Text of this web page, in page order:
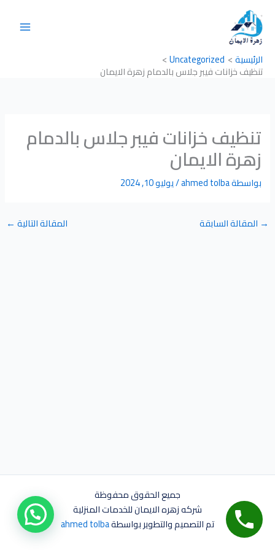
المحتوى
الرئيسية
Uncategorized
تنظيف خزانات فيبر جلاس بالدمام زهرة الايمان
تنظيف خزانات فيبر جلاس بالدمام
زهرة الايمان
بواسطةahmed tolba
/يوليو 10, 2024
→ المقالة السابقة المقالة التالية ←
جميع الحقوق محفوظة
شركه زهره الايمان للخدمات المنزلية
تم التصميم والتطوير بواسطةahmed tolba